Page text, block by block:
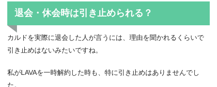
退会・休会時は引き止められる？
カルドを実際に退会した人が言うには、理由を聞かれるくらいで
引き止めはないみたいですね。
私がLAVAを一時解約した時も、特に引き止めはありませんでし
た。